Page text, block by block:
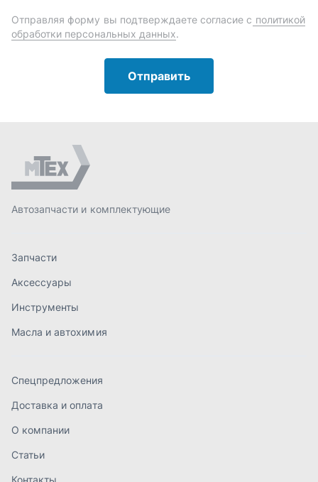
Автозапчасти и комплектующие
Масла и автохимия
Спецпредложения
Доставка и оплата
Контакты
order@mteh74.ru
+7 (904) 945-52-55
г. Златоуст